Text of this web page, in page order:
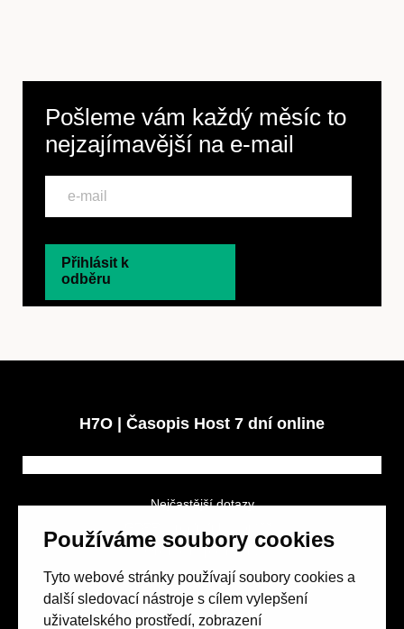
Používáme soubory cookies
Tyto webové stránky používají soubory cookies a
další sledovací nástroje s cílem vylepšení
uživatelského prostředí, zobrazení
Pošleme vám každý měsíc to
nejzajímavější na e-mail
Přihlásit k
odběru
H7O | Časopis Host 7 dní online
Nejčastější dotazy
Obchodní podmínky